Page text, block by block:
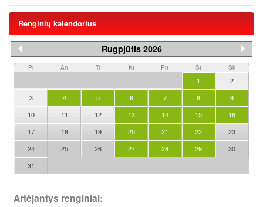
Renginių kalendorius
Rugpjūtis 2026
Pi An Tr Kt Pn Št Sk
1
2
3
4 5 6 7 8
9
10
11 12 13 14 15
16
17
18 19 20 21 22
23
24
25 26 27 28 29
30
31
Artėjantys renginiai: